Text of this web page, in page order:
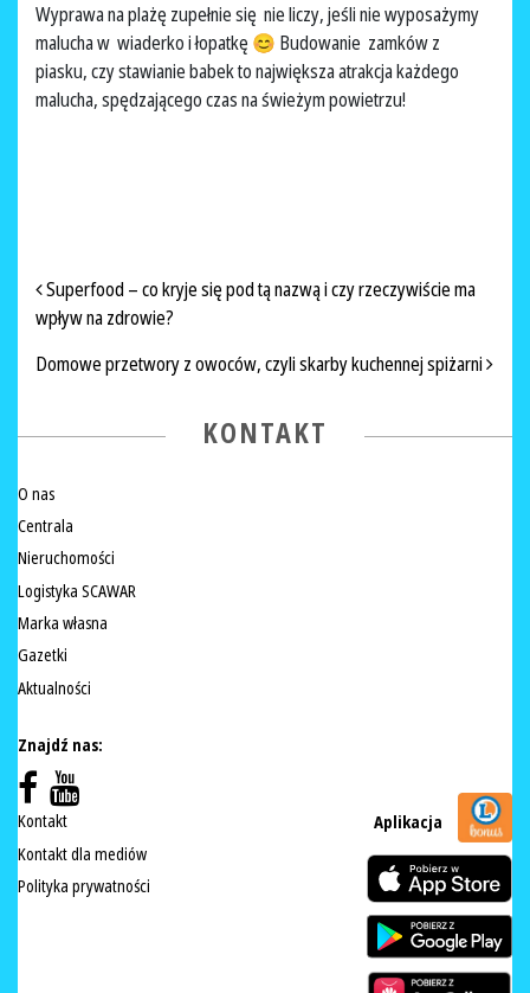
Wyprawa na plażę zupełnie się nie liczy, jeśli nie wyposażymy
malucha w wiaderko i łopatkę 😊 Budowanie zamków z
piasku, czy stawianie babek to największa atrakcja każdego
malucha, spędzającego czas na świeżym powietrzu!
NAWIGACJA PO ARTYKUŁACH
Superfood – co kryje się pod tą nazwą i czy rzeczywiście ma
wpływ na zdrowie?
Domowe przetwory z owoców, czyli skarby kuchennej spiżarni
KONTAKT
O nas
Centrala
Nieruchomości
Logistyka SCAWAR
Marka własna
Gazetki
Aktualności
Znajdź nas:
Kontakt
Kontakt dla mediów
Polityka prywatności
Aplikacja